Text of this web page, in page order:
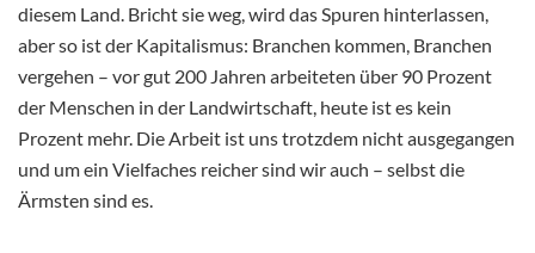
diesem Land. Bricht sie weg, wird das Spuren hinterlassen,
aber so ist der Kapitalismus: Branchen kommen, Branchen
vergehen – vor gut 200 Jahren arbeiteten über 90 Prozent
der Menschen in der Landwirtschaft, heute ist es kein
Prozent mehr. Die Arbeit ist uns trotzdem nicht ausgegangen
und um ein Vielfaches reicher sind wir auch – selbst die
Ärmsten sind es.